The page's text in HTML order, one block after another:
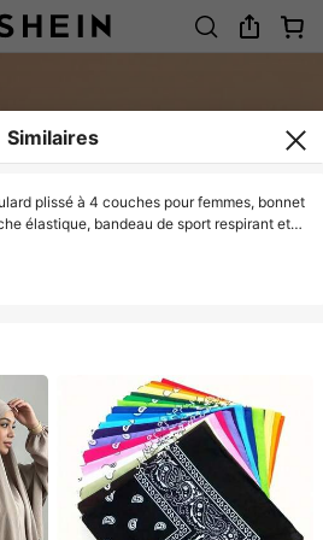
Similaires
plissé à 4 couches pour femmes, bonnet
élastique, bandeau de sport respirant et
pour usage quotidien, sport, yoga,